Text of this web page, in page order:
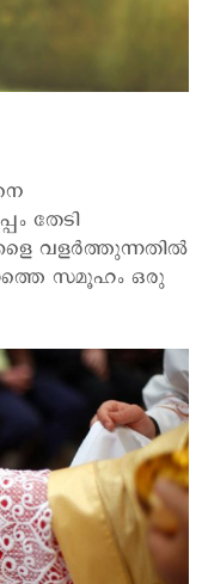
തേടി
വളര്‍ത്തുന്നതില്‍
സമൂഹം ഒരു